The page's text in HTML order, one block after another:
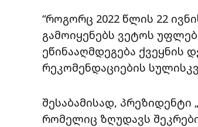
“როგორც 2022 წლის 22
გამოიყენებს ვეტოს
ეწინააღმდეგება ქვეყნის
რეკომენდაციების
შესაბამისად, პრეზიდენტი
რომელიც ზღუდავს